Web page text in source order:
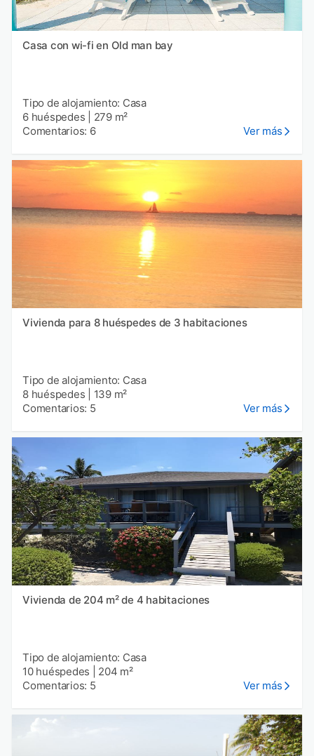
Casa con wi-fi en Old man bay
Tipo de alojamiento: Casa
6 huéspedes
279 m²
Comentarios: 6
Ver más
Vivienda para 8 huéspedes de 3 habitaciones
Tipo de alojamiento: Casa
8 huéspedes
139 m²
Comentarios: 5
Ver más
Vivienda de 204 m² de 4 habitaciones
Tipo de alojamiento: Casa
10 huéspedes
204 m²
Comentarios: 5
Ver más